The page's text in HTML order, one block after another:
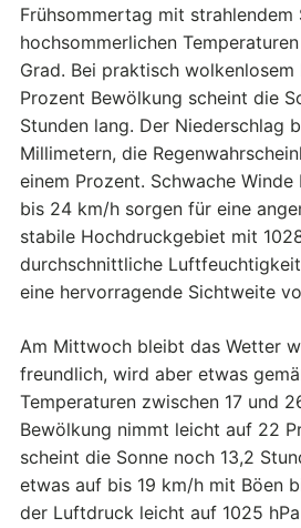
Frühsommertag mit strahlendem
hochsommerlichen
Grad. Bei praktisch
Prozent Bewölkung scheint die
Stunden lang. Der Niederschlag
Millimetern, die
einem Prozent. Schwache
bis 24 km/h sorgen für eine
stabile Hochdruckgebiet mit
durchschnittliche
eine hervorragende Sichtweite
Am Mittwoch bleibt das Wetter
freundlich, wird aber etwas
Temperaturen zwischen 17 und
Bewölkung nimmt leicht auf 22
scheint die Sonne noch 13,2
etwas auf bis 19 km/h mit Böen
der Luftdruck leicht auf 1025